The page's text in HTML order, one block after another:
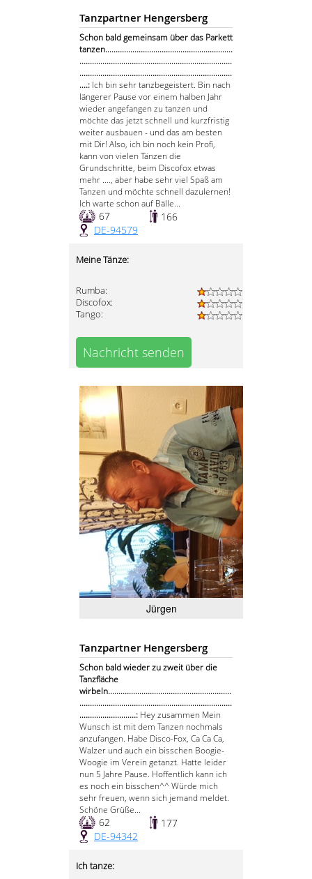
Tanzpartner Hengersberg
Schon bald gemeinsam über das Parkett
tanzen.............................................................
.........................................................................
.........................................................................
....: Ich bin sehr tanzbegeistert. Bin nach
längerer Pause vor einem halben Jahr
wieder angefangen zu tanzen und
möchte das jetzt schnell und kurzfristig
weiter ausbauen - und das am besten
mit Dir! Also, ich bin noch kein Profi,
kann von vielen Tänzen die
Grundschritte, beim Discofox etwas
mehr ...., aber habe sehr viel Spaß am
Tanzen und möchte schnell dazulernen!
Ich warte schon auf Bälle...
67
166
DE-94579
Meine Tänze:
Rumba:
Discofox:
Tango:
Nachricht senden
Jürgen
Tanzpartner Hengersberg
Schon bald wieder zu zweit über die
Tanzfläche
wirbeln...........................................................
.........................................................................
...........................: Hey zusammen Mein
Wunsch ist mit dem Tanzen nochmals
anzufangen. Habe Disco-Fox, Ca Ca Ca,
Walzer und auch ein bisschen Boogie-
Woogie im Verein getanzt. Hatte leider
nun 5 Jahre Pause. Hoffentlich kann ich
es noch ein bisschen^^ Würde mich
sehr freuen, wenn sich jemand meldet.
Schöne Grüße...
62
177
DE-94342
Ich tanze: